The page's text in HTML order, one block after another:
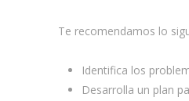
Te recomendamos lo
Identifica los
Desarrolla un plan